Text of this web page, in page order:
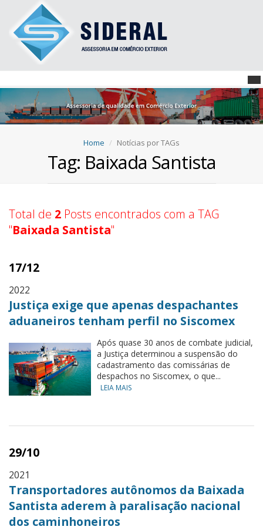
Home Notícias por TAGs
Tag: Baixada Santista
Total de 2 Posts encontrados com a TAG
"Baixada Santista"
17/12
2022
Justiça exige que apenas despachantes
aduaneiros tenham perfil no Siscomex
Após quase 30 anos de combate judicial,
a Justiça determinou a suspensão do
cadastramento das comissárias de
despachos no Siscomex, o que...
LEIA MAIS
29/10
2021
Transportadores autônomos da Baixada
Santista aderem à paralisação nacional
dos caminhoneiros